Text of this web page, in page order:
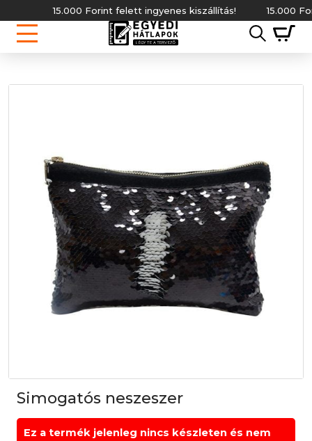
15.000 Forint felett ingyenes kiszállítás! 15.000
Simogatós neszeszer
Ez a termék jelenleg nincs készleten és nem